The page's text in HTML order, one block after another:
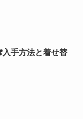
入手方法と着せ替